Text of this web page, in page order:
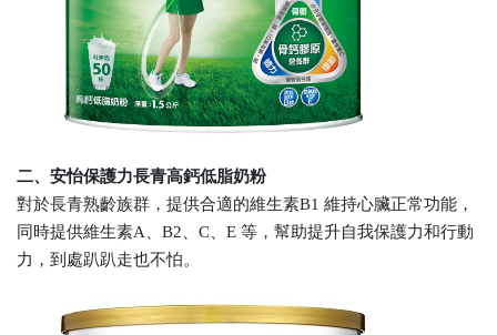
二、安怡保護力長青高鈣低脂奶粉
對於長青熟齡族群，提供合適的維生素B1 維持心臟正常功能，
同時提供維生素A、B2、C、E 等，幫助提升自我保護力和行動
力，到處趴趴走也不怕。